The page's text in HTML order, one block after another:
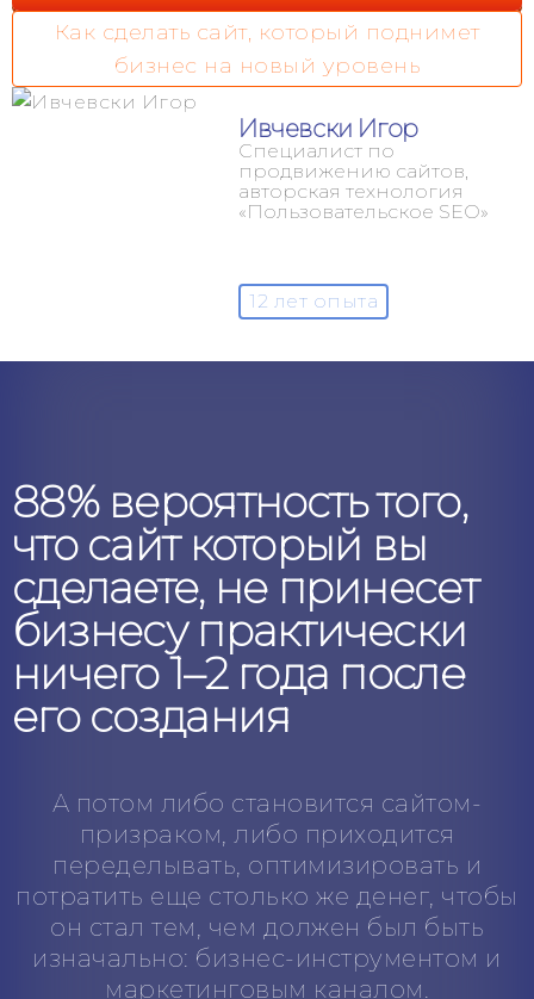
12 лет опыта
Ивчевски Игор
Специалист по
продвижению сайтов,
авторская технология
«Пользовательское SEO»
Как сделать сайт, который поднимет
бизнес на новый уровень
88% вероятность того,
что сайт который вы
сделаете, не принесет
бизнесу практически
ничего 1–2 года после
его создания
А потом либо становится сайтом-
призраком, либо приходится
переделывать, оптимизировать и
потратить еще столько же денег, чтобы
он стал тем, чем должен был быть
изначально: бизнес-инструментом и
маркетинговым каналом.